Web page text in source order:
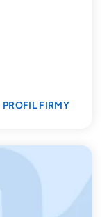
PROFIL FIRMY